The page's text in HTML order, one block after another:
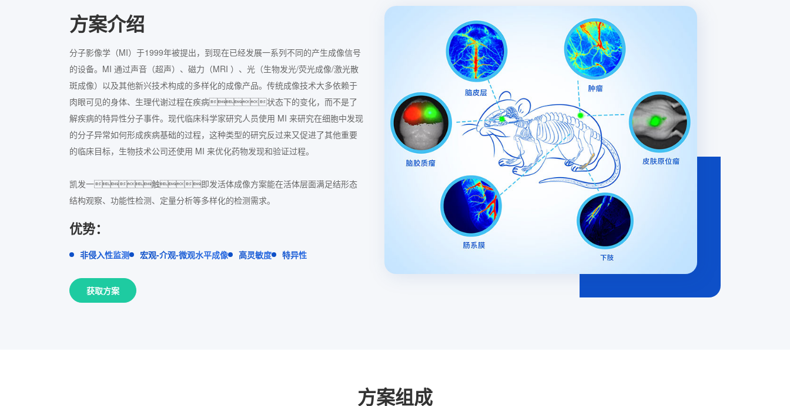
方案介绍
分子影像学（MI）于1999年被提出，到现在已经发展一系列不同的产生成像信号
的设备。MI 通过声音（超声）、磁力（MRI ）、光（生物发光/荧光成像/激光散
斑成像）以及其他新兴技术构成的多样化的成像产品。传统成像技术大多依赖于
肉眼可见的身体、生理代谢过程在疾病状态下的变化，而不是了
解疾病的特异性分子事件。现代临床科学家研究人员使用 MI 来研究在细胞中发现
的分子异常如何形成疾病基础的过程，这种类型的研究反过来又促进了其他重要
的临床目标，生物技术公司还使用 MI 来优化药物发现和验证过程。
凯发一触即发活体成像方案能在活体层面满足结形态
结构观察、功能性检测、定量分析等多样化的检测需求。
优势：
非侵入性监测 宏观-介观-微观水平成像 高灵敏度 特异性
获取方案
方案组成